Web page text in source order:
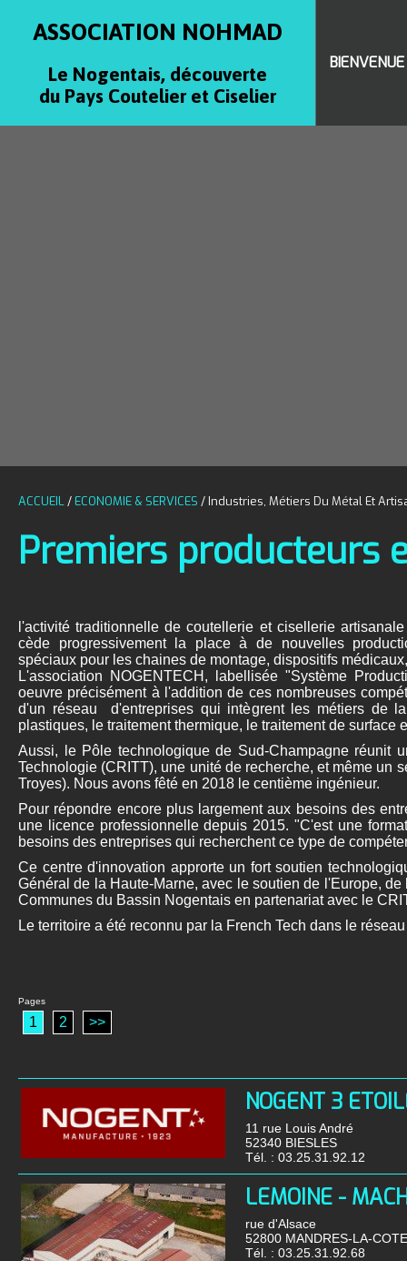
ASSOCIATION NOHMAD
Le Nogentais, découverte
du Pays Coutelier et Ciselier
BIENVENUE
ACCUEIL/ ECONOMIE & SERVICES / Industries, Métiers Du Métal Et
Premiers producteurs
l'activité traditionnelle de coutellerie et cisellerie
cède progressivement la place à de nouvelles
spéciaux pour les chaines de montage, dispositifs
L'association NOGENTECH, labellisée "Système
oeuvre précisément à l'addition de ces nombreuses
d'un réseau d'entreprises qui intègrent les métiers de
plastiques, le traitement thermique, le traitement de
Aussi, le Pôle technologique de Sud-Champagne réunit
Technologie (CRITT), une unité de recherche, et même un
Troyes). Nous avons fêté en 2018 le centième ingénieur.
Pour répondre encore plus largement aux besoins des
une licence professionnelle depuis 2015. "C'est une
besoins des entreprises qui recherchent ce type de
Ce centre d'innovation approrte un fort soutien
Général de la Haute-Marne, avec le soutien de l'Europe,
Communes du Bassin Nogentais en partenariat avec le
Le territoire a été reconnu par la French Tech dans le
Pages
1 2 >>
NOGENT 3
11 rue Louis André
52340 BIESLES
Tél. : 03.25.31.92.12
LEMOINE -
rue d'Alsace
52800 MANDRES-LA-COTE
Tél. : 03.25.31.92.68